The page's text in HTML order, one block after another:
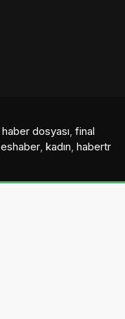
haber dosyası, final
eshaber, kadın, habertr